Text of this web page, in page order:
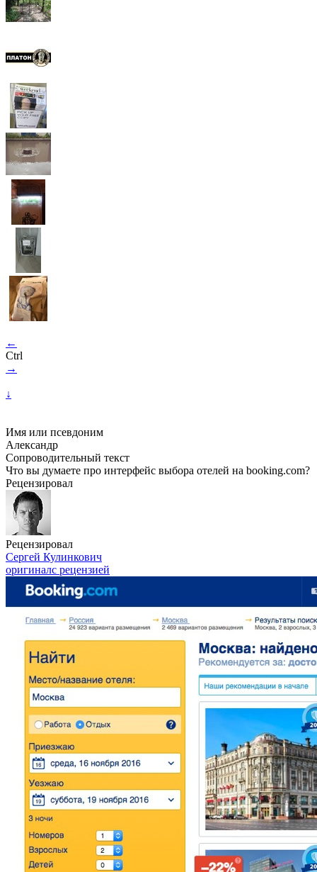
←
Ctrl
→
↓
Имя или псевдоним
Александр
Сопроводительный текст
Что вы думаете про интерфейс выбора отелей на booking.com?
Рецензировал
Рецензировал
Сергей Кулинкович
оригиналс рецензией